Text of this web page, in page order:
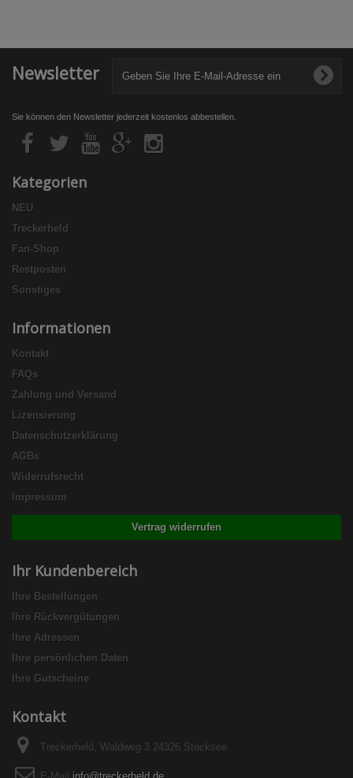
Newsletter
Sie können den Newsletter jederzeit kostenlos abbestellen.
Kategorien
NEU
Treckerheld
Fan-Shop
Restposten
Sonstiges
Informationen
Kontakt
FAQs
Zahlung und Versand
Lizensierung
Datenschutzerklärung
AGBs
Widerrufsrecht
Impressum
Vertrag widerrufen
Ihr Kundenbereich
Ihre Bestellungen
Ihre Rückvergütungen
Ihre Adressen
Ihre persönlichen Daten
Ihre Gutscheine
Kontakt
Treckerheld, Waldweg 3 24326 Stocksee